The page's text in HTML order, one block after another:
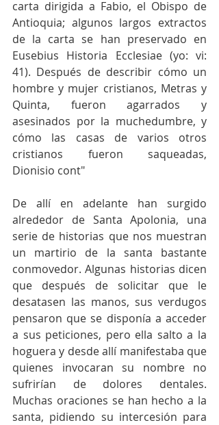
carta dirigida a Fabio, el Obispo de
Antioquia; algunos largos extractos
de la carta se han preservado en
Eusebius Historia Ecclesiae (yo: vi:
41). Después de describir cómo un
hombre y mujer cristianos, Metras y
Quinta, fueron agarrados y
asesinados por la muchedumbre, y
cómo las casas de varios otros
cristianos fueron saqueadas,
Dionisio cont"
De allí en adelante han surgido
alrededor de Santa Apolonia, una
serie de historias que nos muestran
un martirio de la santa bastante
conmovedor. Algunas historias dicen
que después de solicitar que le
desatasen las manos, sus verdugos
pensaron que se disponía a acceder
a sus peticiones, pero ella salto a la
hoguera y desde allí manifestaba que
quienes invocaran su nombre no
sufrirían de dolores dentales.
Muchas oraciones se han hecho a la
santa, pidiendo su intercesión para